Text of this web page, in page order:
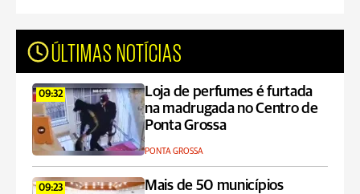
ÚLTIMAS NOTÍCIAS
09:32
Loja de perfumes é furtada
na madrugada no Centro de
Ponta Grossa
PONTA GROSSA
09:23
Mais de 50 municípios